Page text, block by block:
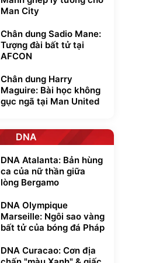
Man City
Chân dung Sadio Mane:
Tượng đài bất tử tại
AFCON
Chân dung Harry
Maguire: Bài học không
gục ngã tại Man United
DNA
DNA Atalanta: Bản hùng
ca của nữ thần giữa
lòng Bergamo
DNA Olympique
Marseille: Ngôi sao vàng
bất tử của bóng đá Pháp
DNA Curacao: Cơn địa